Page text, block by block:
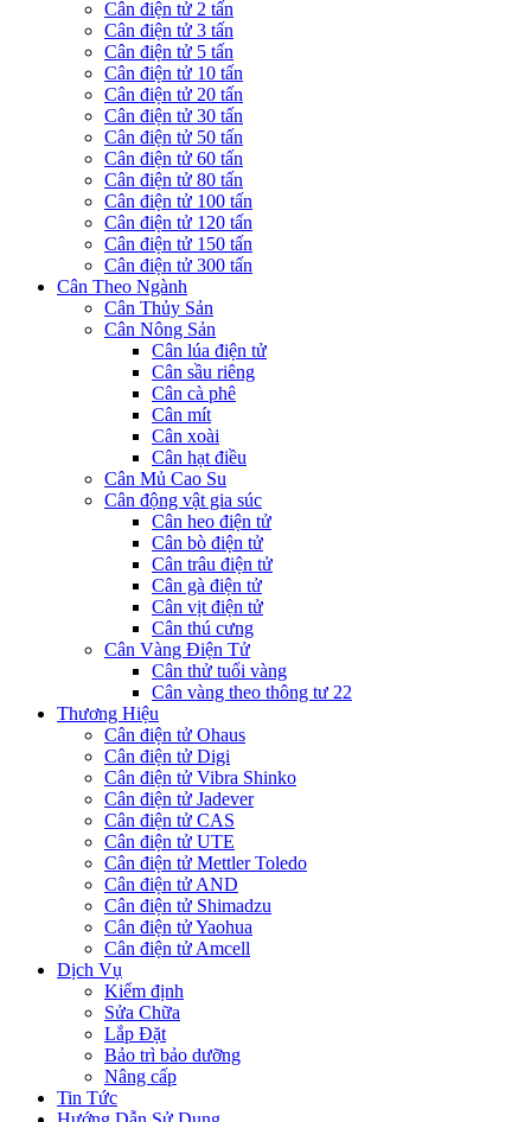
Cân điện tử 2 tấn
Cân điện tử 3 tấn
Cân điện tử 5 tấn
Cân điện tử 10 tấn
Cân điện tử 20 tấn
Cân điện tử 30 tấn
Cân điện tử 50 tấn
Cân điện tử 60 tấn
Cân điện tử 80 tấn
Cân điện tử 100 tấn
Cân điện tử 120 tấn
Cân điện tử 150 tấn
Cân điện tử 300 tấn
Cân Theo Ngành
Cân Thủy Sản
Cân Nông Sản
Cân lúa điện tử
Cân sầu riêng
Cân cà phê
Cân mít
Cân xoài
Cân hạt điều
Cân Mủ Cao Su
Cân động vật gia súc
Cân heo điện tử
Cân bò điện tử
Cân trâu điện tử
Cân gà điện tử
Cân vịt điện tử
Cân thú cưng
Cân Vàng Điện Tử
Cân thử tuổi vàng
Cân vàng theo thông tư 22
Thương Hiệu
Cân điện tử Ohaus
Cân điện tử Digi
Cân điện tử Vibra Shinko
Cân điện tử Jadever
Cân điện tử CAS
Cân điện tử UTE
Cân điện tử Mettler Toledo
Cân điện tử AND
Cân điện tử Shimadzu
Cân điện tử Yaohua
Cân điện tử Amcell
Dịch Vụ
Kiểm định
Sửa Chữa
Lắp Đặt
Bảo trì bảo dưỡng
Nâng cấp
Tin Tức